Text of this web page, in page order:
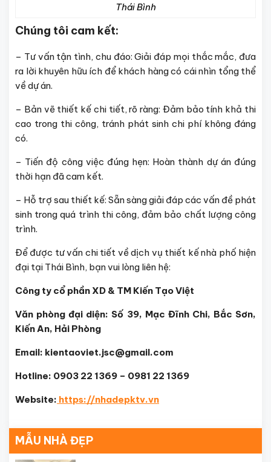
Thái Bình
Chúng tôi cam kết:
– Tư vấn tận tình, chu đáo: Giải đáp mọi thắc mắc, đưa
ra lời khuyên hữu ích để khách hàng có cái nhìn tổng thể
về dự án.
– Bản vẽ thiết kế chi tiết, rõ ràng: Đảm bảo tính khả thi
cao trong thi công, tránh phát sinh chi phí không đáng
có.
– Tiến độ công việc đúng hẹn: Hoàn thành dự án đúng
thời hạn đã cam kết.
– Hỗ trợ sau thiết kế: Sẵn sàng giải đáp các vấn đề phát
sinh trong quá trình thi công, đảm bảo chất lượng công
trình.
Để được tư vấn chi tiết về dịch vụ thiết kế nhà phố hiện
đại tại Thái Bình, bạn vui lòng liên hệ:
Công ty cổ phần XD & TM Kiến Tạo Việt
Văn phòng đại diện: Số 39, Mạc Đĩnh Chi, Bắc Sơn,
Kiến An, Hải Phòng
Email: kientaoviet.jsc@gmail.com
Hotline: 0903 22 1369 – 0981 22 1369
Website: https://nhadepktv.vn
MẪU NHÀ ĐẸP